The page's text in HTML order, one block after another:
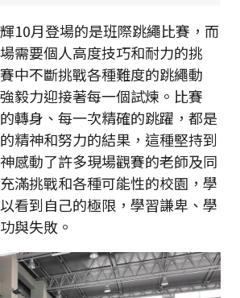
月登場的是班際跳繩比賽，而
需要個人高度技巧和耐力的挑
中不斷挑戰各種難度的跳繩動
毅力迎接著每一個試煉。比賽
轉身、每一次精確的跳躍，都是
精神和努力的結果，這種堅持到
感動了許多現場觀賽的老師及同
滿挑戰和各種可能性的校園，學
看到自己的極限，學習謙卑、學
與失敗。